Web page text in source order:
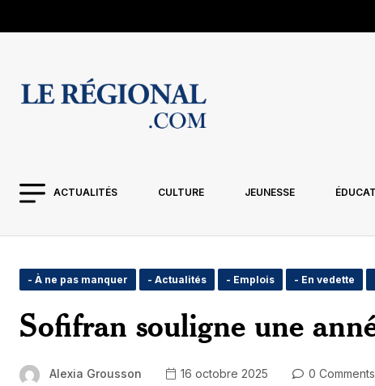
ACTUALITÉS CULTURE JEUNESSE
- À ne pas manquer - Actualités - Emplois - En vedette
Sofifran souligne une
Alexia Grousson 16 octobre 2025 0 Comments